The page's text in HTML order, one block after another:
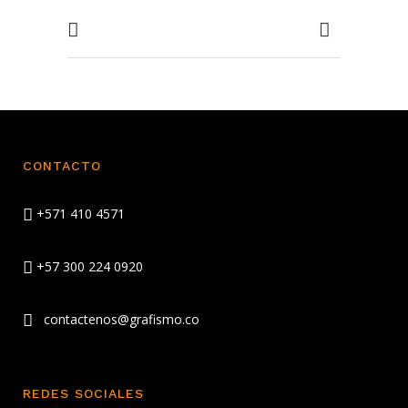
CONTACTO
+571 410 4571
+57 300 224 0920
contactenos@grafismo.co
REDES SOCIALES